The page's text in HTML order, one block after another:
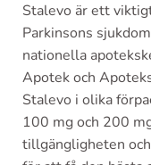
Stalevo är ett
Parkinsons
nationella
Apotek och
Stalevo i olika
100 mg och 200
tillgängligheten